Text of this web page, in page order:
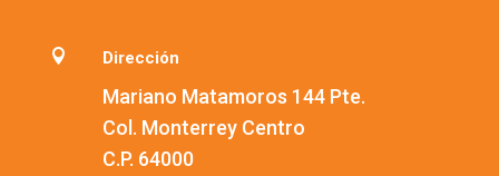
 Dirección
Mariano Matamoros 144 Pte.
Col. Monterrey Centro
C.P. 64000